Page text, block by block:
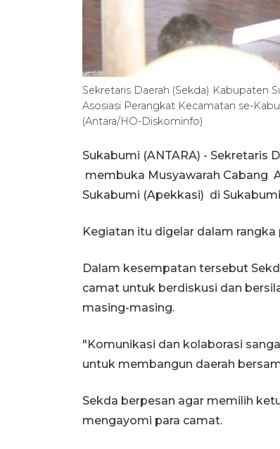
Sekretaris Daerah (Sekda) Kabupaten
Asosiasi Perangkat Kecamatan se-
(Antara/HO-Diskominfo)
Sukabumi (ANTARA) - Sekretaris
membuka Musyawarah Cabang
Sukabumi (Apekkasi) di
Kegiatan itu digelar dalam
Dalam kesempatan tersebut
camat untuk berdiskusi dan
masing-masing.
"Komunikasi dan kolaborasi
untuk membangun daerah
Sekda berpesan agar memilih
mengayomi para camat.